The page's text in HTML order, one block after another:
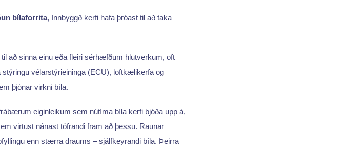
bílaforrita, Innbyggð kerfi hafa þróast til að taka
að sinna einu eða fleiri sérhæfðum hlutverkum, oft
vélarstýrieininga (ECU), loftkælikerfa og
þjónar virkni bíla.
eiginleikum sem nútíma bíla kerfi bjóða upp á,
virtust nánast töfrandi fram að þessu. Raunar
enn stærra draums – sjálfkeyrandi bíla. Þeirra